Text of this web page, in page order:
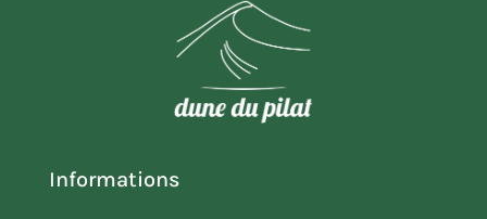
Informations